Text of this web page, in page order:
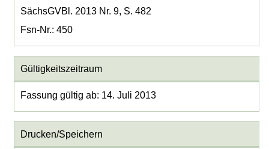
SächsGVBl. 2013 Nr. 9, S. 482
Fsn-Nr.: 450
Gültigkeitszeitraum
Fassung gültig ab: 14. Juli 2013
Drucken/Speichern